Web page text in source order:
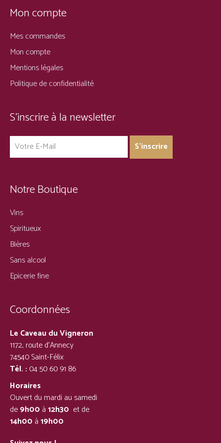
Mon compte
Mes commandes
Mon compte
Mentions légales
Politique de confidentialité
S’inscrire à la newsletter
Notre Boutique
Vins
Spiritueux
Bières
Sans alcool
Epicerie fine
Coordonnées
Le Caveau du Vigneron
1172, route d’Annecy
74540 Saint-Félix
Tél. : 04 50 60 91 86
Horaires
Ouvert du mardi au samedi
de9h00 à12h30 et de
14h00 à19h00